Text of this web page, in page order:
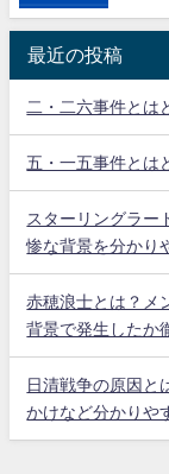
最近の投稿
二・二六事件とは
五・一五事件とは
スターリングラー
惨な背景を分かり
赤穂浪士とは？メ
背景で発生したか
日清戦争の原因と
かけなど分かりや